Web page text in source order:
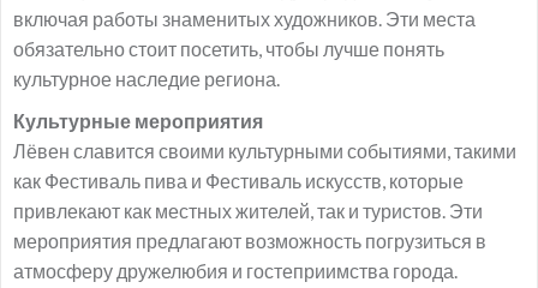
включая работы знаменитых художников. Эти места
обязательно стоит посетить, чтобы лучше понять
культурное наследие региона.
Культурные мероприятия
Лёвен славится своими культурными событиями, такими
как Фестиваль пива и Фестиваль искусств, которые
привлекают как местных жителей, так и туристов. Эти
мероприятия предлагают возможность погрузиться в
атмосферу дружелюбия и гостеприимства города.